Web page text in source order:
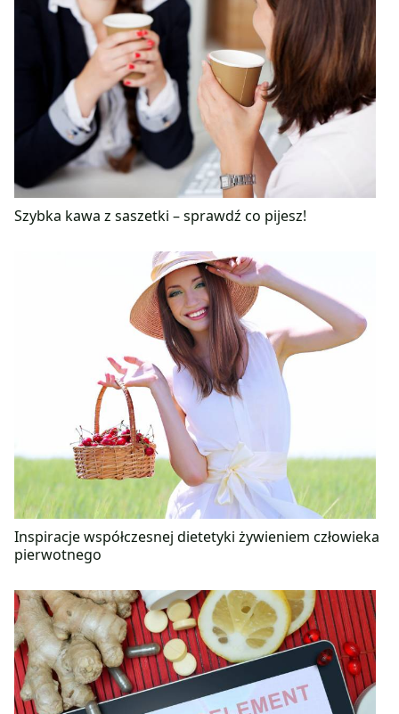
Szybka kawa z saszetki – sprawdź co pijesz!
Inspiracje współczesnej dietetyki żywieniem człowieka
pierwotnego